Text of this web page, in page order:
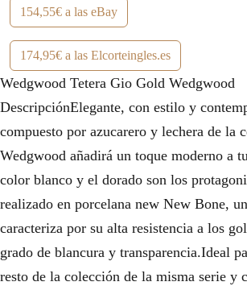
154,55€ a las eBay
174,95€ a las Elcorteingles.es
Wedgwood Tetera Gio Gold Wedgwood
DescripciónElegante, con estilo y
compuesto por azucarero y lechera de la
Wedgwood añadirá un toque moderno a
color blanco y el dorado son los
realizado en porcelana new New Bone,
caracteriza por su alta resistencia a los
grado de blancura y transparencia.Ideal
resto de la colección de la misma serie y